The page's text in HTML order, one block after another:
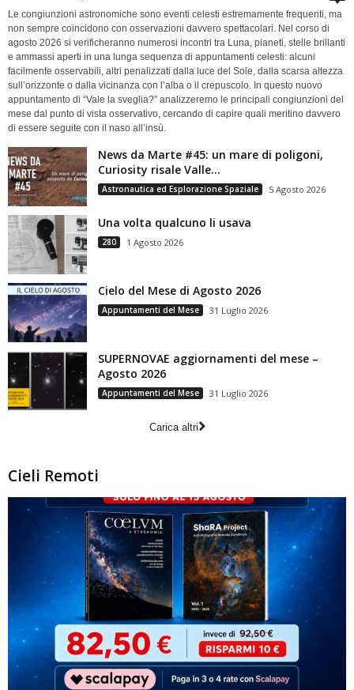
Le congiunzioni astronomiche sono eventi celesti estremamente frequenti, ma
non sempre coincidono con osservazioni davvero spettacolari. Nel corso di
agosto 2026 si verificheranno numerosi incontri tra Luna, pianeti, stelle brillanti
e ammassi aperti in una lunga sequenza di appuntamenti celesti: alcuni
facilmente osservabili, altri penalizzati dalla luce del Sole, dalla scarsa altezza
sull’orizzonte o dalla vicinanza con l’alba o il crepuscolo. In questo nuovo
appuntamento di “Vale la sveglia?” analizzeremo le principali congiunzioni del
mese dal punto di vista osservativo, cercando di capire quali meritino davvero
di essere seguite con il naso all’insù.
News da Marte #45: un mare di poligoni,
Curiosity risale Valle...
Astronautica ed Esplorazione Spaziale 5 Agosto 2026
Una volta qualcuno li usava
280 1 Agosto 2026
Cielo del Mese di Agosto 2026
Appuntamenti del Mese 31 Luglio 2026
SUPERNOVAE aggiornamenti del mese –
Agosto 2026
Appuntamenti del Mese 31 Luglio 2026
Carica altri
Cieli Remoti